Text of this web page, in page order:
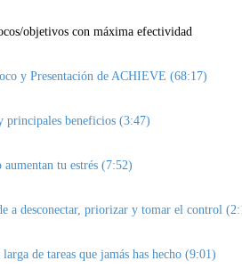
objetivos con máxima efectividad
y Presentación de ACHIEVE (68:17)
principales beneficios (3:47)
tu estrés (7:52)
a desconectar, priorizar y tomar el control
de tareas que jamás has hecho (9:01)